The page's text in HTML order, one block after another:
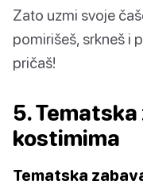
Zato uzmi svoje
pomirišeš, srkneš i
pričaš!
5.
kostimima
Tematska